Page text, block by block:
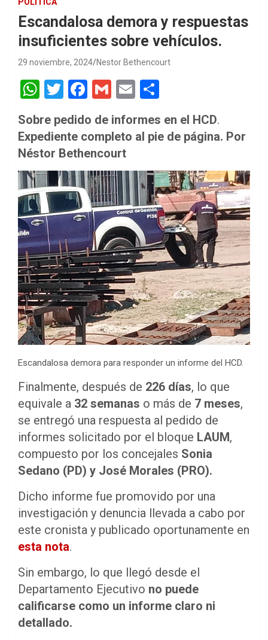
Escandalosa demora y respuestas
insuficientes sobre vehículos.
29 noviembre, 2024 Nestor Bethencourt
W
at
s
A
p
p
T
tt
er
F
ce
b
o
o
k
G
ail
E
ail ar
e
Sobre pedido de informes en el HCD.
Expediente completo al pie de página. Por
Néstor Bethencourt
Escandalosa demora para responder un informe del HCD.
Finalmente, después de 226 días, lo que
equivale a 32 semanas o más de 7 meses,
se entregó una respuesta al pedido de
informes solicitado por el bloque LAUM,
compuesto por los concejales Sonia
Sedano (PD) y José Morales (PRO).
Dicho informe fue promovido por una
investigación y denuncia llevada a cabo por
este cronista y publicado oportunamente en
esta nota.
Sin embargo, lo que llegó desde el
Departamento Ejecutivo no puede
calificarse como un informe claro ni
detallado.